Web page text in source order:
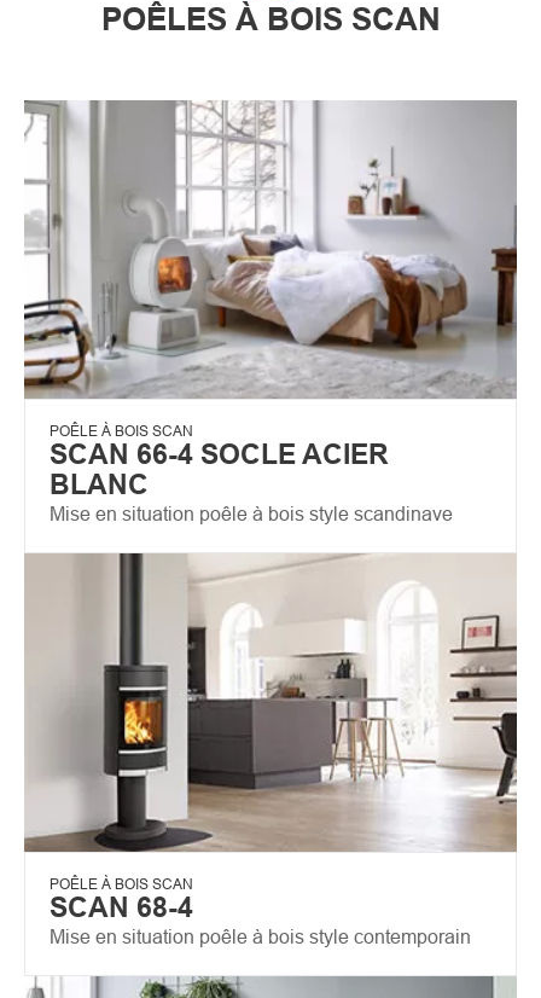
POÊLES À BOIS SCAN
POÊLE À BOIS SCAN
SCAN 66-4 SOCLE ACIER
BLANC
Mise en situation poêle à bois style scandinave
POÊLE À BOIS SCAN
SCAN 68-4
Mise en situation poêle à bois style contemporain